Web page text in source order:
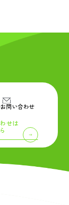
問い合わせ
せは